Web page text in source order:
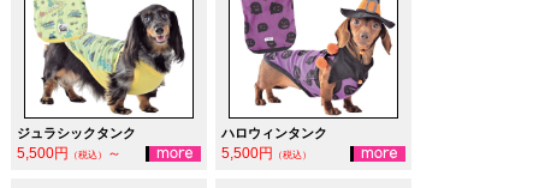
ジュラシックタンク
5,500円 （税込） ～
ハロウィンタンク
5,500円 （税込）